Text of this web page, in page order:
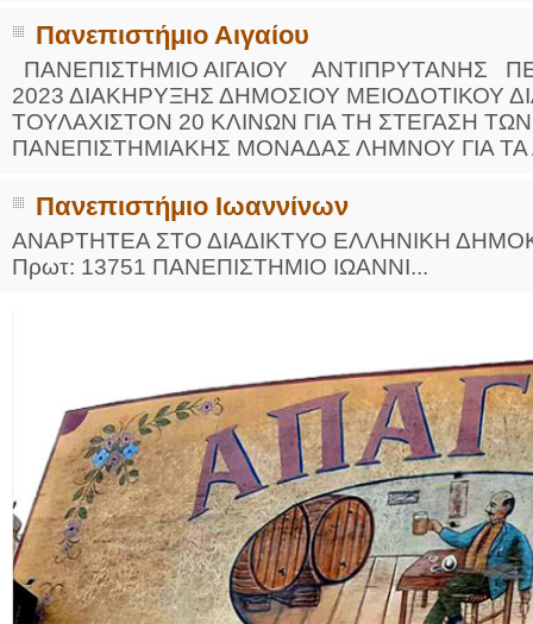
Πανεπιστήμιο Αιγαίου
ΠΑΝΕΠΙΣΤΗΜΙΟ ΑΙΓΑΙΟΥ ΑΝΤΙΠΡΥΤΑΝΗΣ
2023 ΔΙΑΚΗΡΥΞΗΣ ΔΗΜΟΣΙΟΥ ΜΕΙΟΔΟΤΙΚΟΥ
ΤΟΥΛΑΧΙΣΤΟΝ 20 ΚΛΙΝΩΝ ΓΙΑ ΤΗ ΣΤΕΓΑΣΗ
ΠΑΝΕΠΙΣΤΗΜΙΑΚΗΣ ΜΟΝΑΔΑΣ ΛΗΜΝΟΥ ΓΙΑ ΤΑ
Πανεπιστήμιο Ιωαννίνων
ΑΝΑΡΤΗΤΕΑ ΣΤΟ ΔΙΑΔΙΚΤΥΟ
Πρωτ: 13751 ΠΑΝΕΠΙΣΤΗΜΙΟ ΙΩΑΝΝΙ...